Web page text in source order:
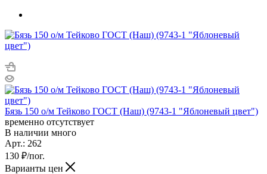
Бязь 150 о/м Тейково ГОСТ (Наш) (9743-1 "Яблоневый цвет")
временно отсутствует
В наличии много
Арт.: 262
130 ₽/пог.
Варианты цен